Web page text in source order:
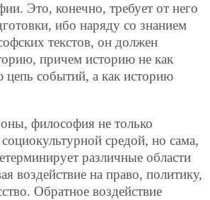
Это, конечно, требует от него
ибо наряду со знанием
текстов, он должен
причем историю не как
цепь событий, а как историю
философия не только
средой, но сама,
различные области
воздействие на право, политику,
Обратное воздействие